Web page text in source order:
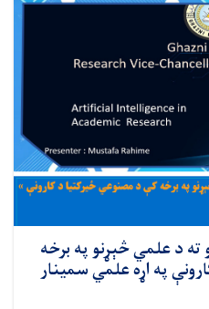
د علمي څېړنو په برخه
په اړه علمي سمینار